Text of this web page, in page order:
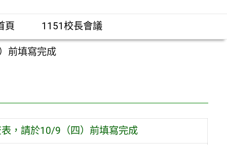
頁 1151校長會議
前填寫完成
，請於10/9（四）前填寫完成